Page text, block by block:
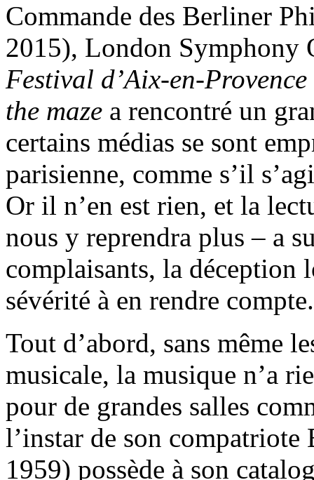
Commande des Berliner
2015), London Symphony
Festival d’Aix-en-Provence
the maze a rencontré un
certains médias se sont
parisienne, comme s’il
Or il n’en est rien, et la
nous y reprendra plus – a
complaisants, la
sévérité à en rendre compte.
Tout d’abord, sans même
musicale, la musique n’a
pour de grandes salles
l’instar de son
1959) possède à son